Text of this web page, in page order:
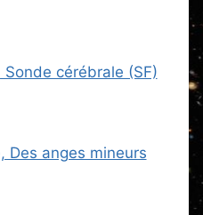
cérébrale (SF)
Des anges mineurs